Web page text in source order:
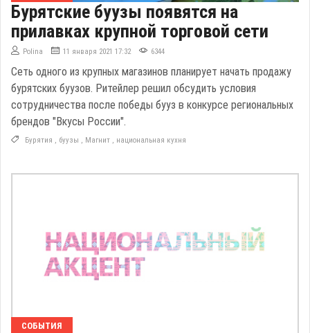
Бурятские буузы появятся на
прилавках крупной торговой сети
Polina 11 января 2021 17:32 6344
Сеть одного из крупных магазинов планирует начать продажу
бурятских буузов. Ритейлер решил обсудить условия
сотрудничества после победы бууз в конкурсе региональных
брендов "Вкусы России".
Бурятия буузы Магнит национальная кухня
СОБЫТИЯ